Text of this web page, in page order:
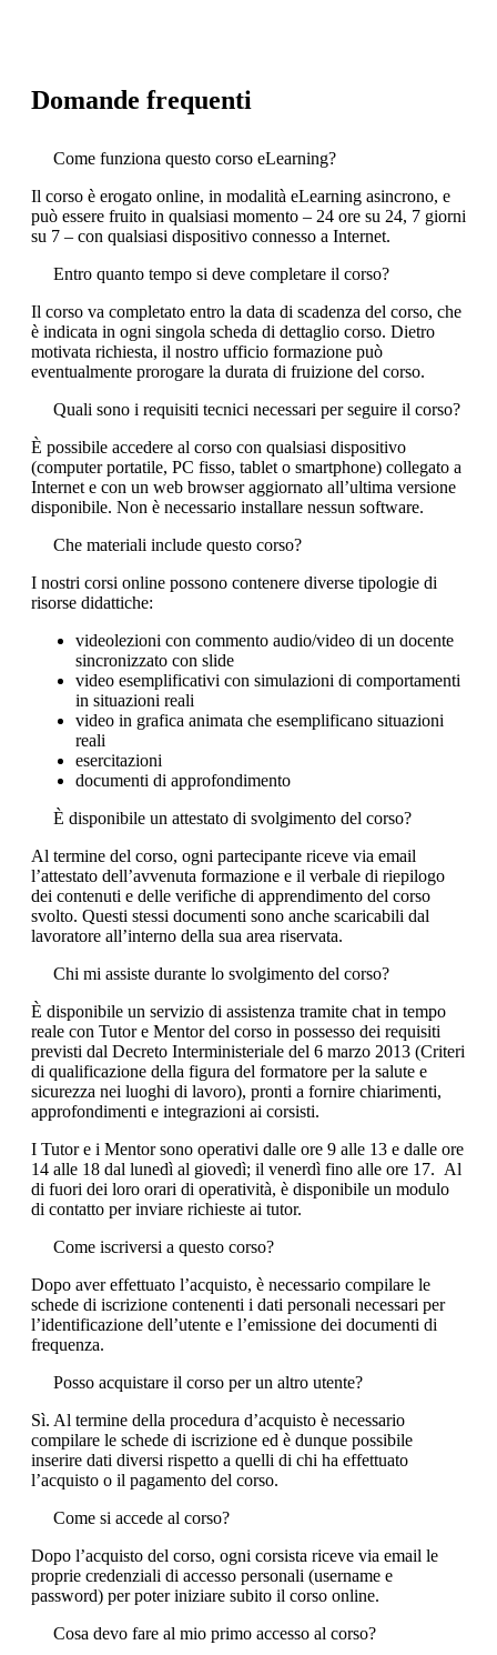
Domande frequenti
Come funziona questo corso eLearning?
Il corso è erogato online, in modalità eLearning asincrono, e
può essere fruito in qualsiasi momento – 24 ore su 24, 7 giorni
su 7 – con qualsiasi dispositivo connesso a Internet.
Entro quanto tempo si deve completare il corso?
Il corso va completato entro la data di scadenza del corso, che
è indicata in ogni singola scheda di dettaglio corso. Dietro
motivata richiesta, il nostro ufficio formazione può
eventualmente prorogare la durata di fruizione del corso.
Quali sono i requisiti tecnici necessari per seguire il corso?
È possibile accedere al corso con qualsiasi dispositivo
(computer portatile, PC fisso, tablet o smartphone) collegato a
Internet e con un web browser aggiornato all’ultima versione
disponibile. Non è necessario installare nessun software.
Che materiali include questo corso?
I nostri corsi online possono contenere diverse tipologie di
risorse didattiche:
videolezioni con commento audio/video di un docente
sincronizzato con slide
video esemplificativi con simulazioni di comportamenti
in situazioni reali
video in grafica animata che esemplificano situazioni
reali
esercitazioni
documenti di approfondimento
È disponibile un attestato di svolgimento del corso?
Al termine del corso, ogni partecipante riceve via email
l’attestato dell’avvenuta formazione e il verbale di riepilogo
dei contenuti e delle verifiche di apprendimento del corso
svolto. Questi stessi documenti sono anche scaricabili dal
lavoratore all’interno della sua area riservata.
Chi mi assiste durante lo svolgimento del corso?
È disponibile un servizio di assistenza tramite chat in tempo
reale con Tutor e Mentor del corso in possesso dei requisiti
previsti dal Decreto Interministeriale del 6 marzo 2013 (Criteri
di qualificazione della figura del formatore per la salute e
sicurezza nei luoghi di lavoro), pronti a fornire chiarimenti,
approfondimenti e integrazioni ai corsisti.
I Tutor e i Mentor sono operativi dalle ore 9 alle 13 e dalle ore
14 alle 18 dal lunedì al giovedì; il venerdì fino alle ore 17. Al
di fuori dei loro orari di operatività, è disponibile un modulo
di contatto per inviare richieste ai tutor.
Come iscriversi a questo corso?
Dopo aver effettuato l’acquisto, è necessario compilare le
schede di iscrizione contenenti i dati personali necessari per
l’identificazione dell’utente e l’emissione dei documenti di
frequenza.
Posso acquistare il corso per un altro utente?
Sì. Al termine della procedura d’acquisto è necessario
compilare le schede di iscrizione ed è dunque possibile
inserire dati diversi rispetto a quelli di chi ha effettuato
l’acquisto o il pagamento del corso.
Come si accede al corso?
Dopo l’acquisto del corso, ogni corsista riceve via email le
proprie credenziali di accesso personali (username e
password) per poter iniziare subito il corso online.
Cosa devo fare al mio primo accesso al corso?